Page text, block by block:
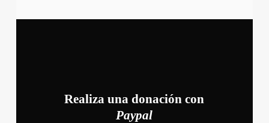
Realiza una donación con
Paypal